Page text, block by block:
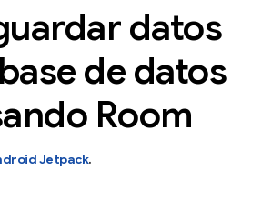
datos
de datos
Room
Jetpack.